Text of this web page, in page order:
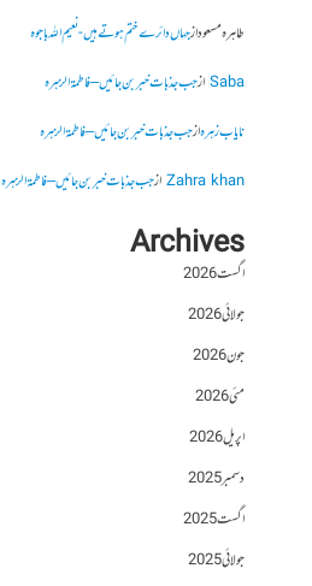
طاہرہ مسعودازجہاں دائرے ختم ہوتے ہیں- نعیم اللہ باجوہ
Sabaازجب جذبات خبر بن جائیں – فاطمۃالزہرہ
نایاب زہرہازجب جذبات خبر بن جائیں – فاطمۃالزہرہ
Zahra khanازجب جذبات خبر بن جائیں – فاطمۃالزہرہ
Archives
اگست 2026
جولائی 2026
جون 2026
مئی 2026
اپریل 2026
دسمبر 2025
اگست 2025
جولائی 2025